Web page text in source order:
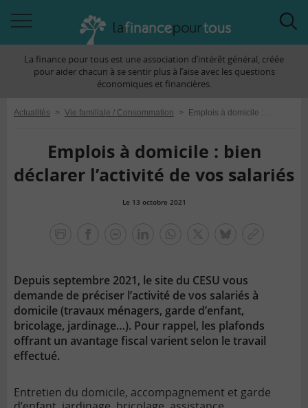
àLa finance pour tous est une association d’intérêt général, créée
pour aider chacun à se sentir plus à l’aise avec les questions
économiques et financières.
Actualités > Vie familiale / Consommation > Emplois à domicile : bien déclarer l’activité de vos salariés
Emplois à domicile : bien
déclarer l’activité de vos salariés
Le 13 octobre 2021
Depuis septembre 2021, le site du CESU vous
demande de préciser l’activité de vos salariés à
domicile (travaux ménagers, garde d’enfant,
bricolage, jardinage…). Pour rappel, les plafonds
offrant un avantage fiscal varient selon le travail
effectué.
Entretien du domicile, accompagnement et garde